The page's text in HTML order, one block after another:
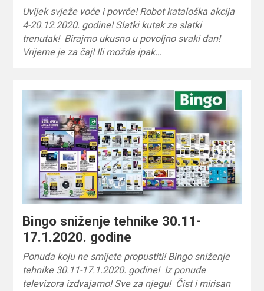
Uvijek svježe voće i povrće! Robot kataloška akcija
4-20.12.2020. godine! Slatki kutak za slatki
trenutak! Birajmo ukusno u povoljno svaki dan!
Vrijeme je za čaj! Ili možda ipak…
Bingo sniženje tehnike 30.11-
17.1.2020. godine
Ponuda koju ne smijete propustiti! Bingo sniženje
tehnike 30.11-17.1.2020. godine! Iz ponude
televizora izdvajamo! Sve za njegu! Čist i mirisan